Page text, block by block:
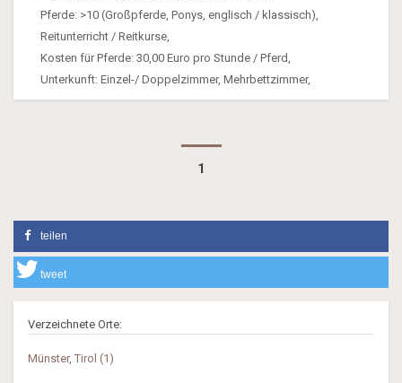
Pferde: >10 (Großpferde, Ponys, englisch / klassisch),
Reitunterricht / Reitkurse,
Kosten für Pferde: 30,00 Euro pro Stunde / Pferd,
Unterkunft: Einzel-/ Doppelzimmer, Mehrbettzimmer,
1
teilen
tweet
Verzeichnete Orte:
Münster, Tirol (1)